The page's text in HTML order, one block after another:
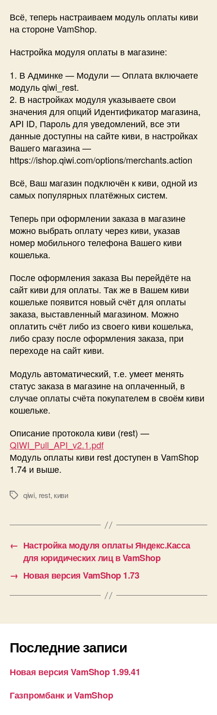
Всё, теперь настраиваем модуль оплаты киви
на стороне VamShop.
Настройка модуля оплаты в магазине:
1. В Админке — Модули — Оплата включаете
модуль qiwi_rest.
2. В настройках модуля указываете свои
значения для опций Идентификатор магазина,
API ID, Пароль для уведомлений, все эти
данные доступны на сайте киви, в настройках
Вашего магазина —
https://ishop.qiwi.com/options/merchants.action
Всё, Ваш магазин подключён к киви, одной из
самых популярных платёжных систем.
Теперь при оформлении заказа в магазине
можно выбрать оплату через киви, указав
номер мобильного телефона Вашего киви
кошелька.
После оформления заказа Вы перейдёте на
сайт киви для оплаты. Так же в Вашем киви
кошельке появится новый счёт для оплаты
заказа, выставленный магазином. Можно
оплатить счёт либо из своего киви кошелька,
либо сразу после оформления заказа, при
переходе на сайт киви.
Модуль автоматический, т.е. умеет менять
статус заказа в магазине на оплаченный, в
случае оплаты счёта покупателем в своём киви
кошельке.
Описание протокола киви (rest) —
QIWI_Pull_API_v2.1.pdf
Модуль оплаты киви rest доступен в VamShop
1.74 и выше.
Меткиqiwi, rest, киви
← Настройка модуля оплаты Яндекс.Касса
для юридических лиц в VamShop
→ Новая версия VamShop 1.73
Последние записи
Новая версия VamShop 1.99.41
Газпромбанк и VamShop